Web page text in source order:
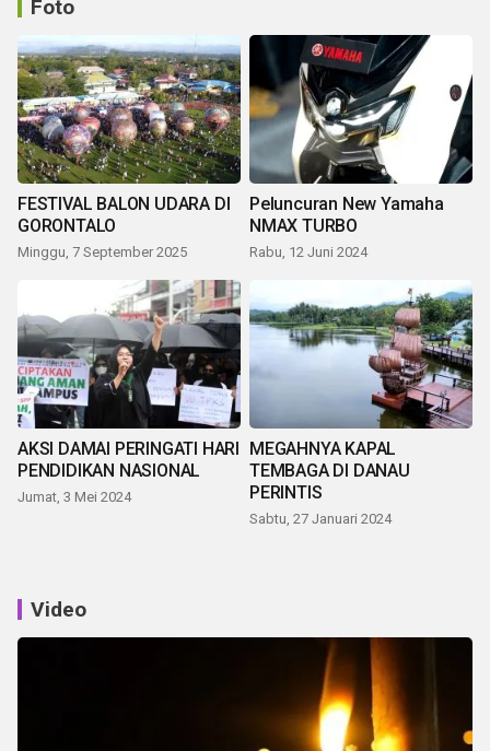
Foto
FESTIVAL BALON UDARA DI
GORONTALO
Minggu, 7 September 2025
Peluncuran New Yamaha
NMAX TURBO
Rabu, 12 Juni 2024
AKSI DAMAI PERINGATI HARI
PENDIDIKAN NASIONAL
Jumat, 3 Mei 2024
MEGAHNYA KAPAL
TEMBAGA DI DANAU
PERINTIS
Sabtu, 27 Januari 2024
Video